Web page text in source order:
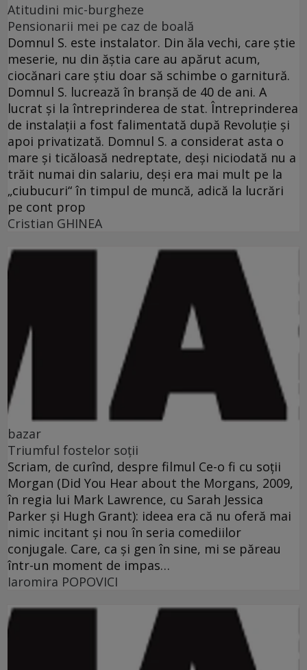
Atitudini mic-burgheze
Pensionarii mei pe caz de boală
Domnul S. este instalator. Din ăla vechi, care ştie
meserie, nu din ăştia care au apărut acum,
ciocănari care ştiu doar să schimbe o garnitură.
Domnul S. lucrează în branşă de 40 de ani. A
lucrat şi la întreprinderea de stat. Întreprinderea
de instalaţii a fost falimentată după Revoluţie şi
apoi privatizată. Domnul S. a considerat asta o
mare şi ticăloasă nedreptate, deşi niciodată nu a
trăit numai din salariu, deşi era mai mult pe la
„ciubucuri“ în timpul de muncă, adică la lucrări
pe cont prop
Cristian GHINEA
bazar
Triumful fostelor soţii
Scriam, de curînd, despre filmul Ce-o fi cu soţii
Morgan (Did You Hear about the Morgans, 2009,
în regia lui Mark Lawrence, cu Sarah Jessica
Parker şi Hugh Grant): ideea era că nu oferă mai
nimic incitant şi nou în seria comediilor
conjugale. Care, ca şi gen în sine, mi se păreau
într-un moment de impas…
Iaromira POPOVICI